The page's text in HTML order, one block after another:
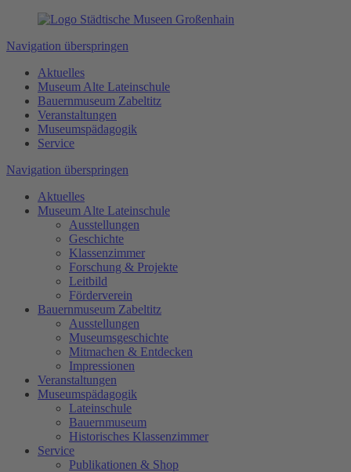
Navigation überspringen
Aktuelles
Museum Alte Lateinschule
Bauernmuseum Zabeltitz
Veranstaltungen
Museumspädagogik
Service
Navigation überspringen
Aktuelles
Museum Alte Lateinschule
Ausstellungen
Geschichte
Klassenzimmer
Forschung & Projekte
Leitbild
Förderverein
Bauernmuseum Zabeltitz
Ausstellungen
Museumsgeschichte
Mitmachen & Entdecken
Impressionen
Veranstaltungen
Museumspädagogik
Lateinschule
Bauernmuseum
Historisches Klassenzimmer
Service
Publikationen & Shop